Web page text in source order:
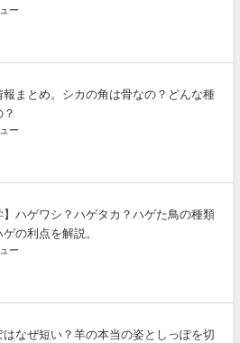
ー
報まとめ。シカの角は骨なの？どんな種
ー
】ハゲワシ？ハゲタカ？ハゲた鳥の種類
の利点を解説。
ー
はなぜ短い？羊の本当の姿としっぽを切